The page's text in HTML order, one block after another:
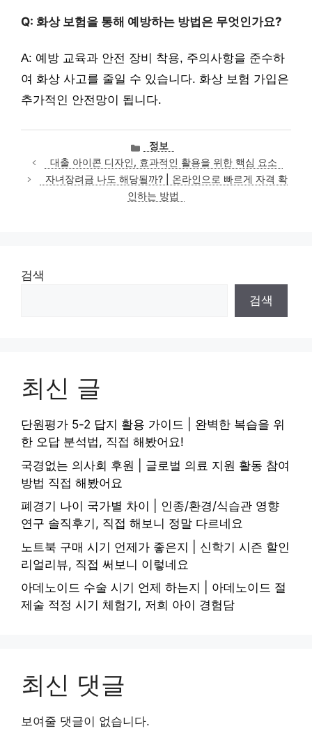
Q: 화상 보험을 통해 예방하는 방법은 무엇인가요?
A: 예방 교육과 안전 장비 착용, 주의사항을 준수하
여 화상 사고를 줄일 수 있습니다. 화상 보험 가입은
추가적인 안전망이 됩니다.
카
테
고
리
정보
대출 아이콘 디자인, 효과적인 활용을 위한 핵심 요소
자녀장려금 나도 해당될까? | 온라인으로 빠르게 자격 확
인하는 방법
검색
검색
최신 글
단원평가 5-2 답지 활용 가이드 | 완벽한 복습을 위
한 오답 분석법, 직접 해봤어요!
국경없는 의사회 후원 | 글로벌 의료 지원 활동 참여
방법 직접 해봤어요
폐경기 나이 국가별 차이 | 인종/환경/식습관 영향
연구 솔직후기, 직접 해보니 정말 다르네요
노트북 구매 시기 언제가 좋은지 | 신학기 시즌 할인
리얼리뷰, 직접 써보니 이렇네요
아데노이드 수술 시기 언제 하는지 | 아데노이드 절
제술 적정 시기 체험기, 저희 아이 경험담
최신 댓글
보여줄 댓글이 없습니다.